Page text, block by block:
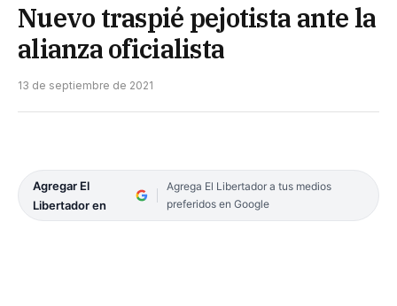
Nuevo traspié pejotista ante la
alianza oficialista
13 de septiembre de 2021
Agregar El
Libertador en
Agrega El Libertador a tus medios
preferidos en Google